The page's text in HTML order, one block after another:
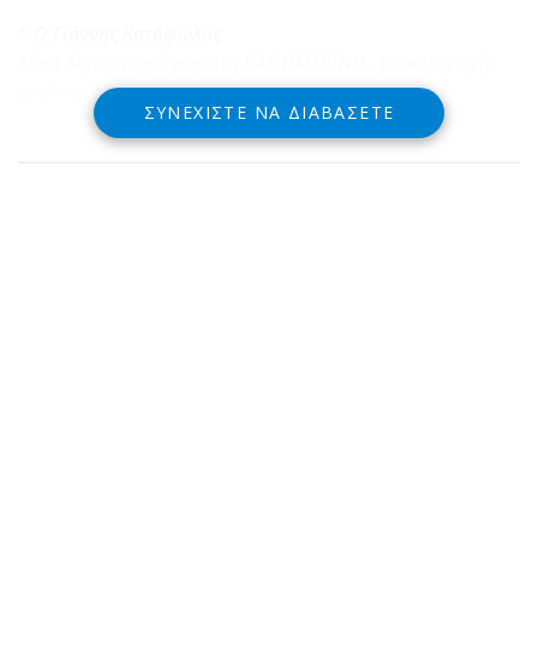
από την Δωρίδα
ΣΥΝΕΧΊΣΤΕ ΝΑ ΔΙΑΒΆΣΕΤΕ